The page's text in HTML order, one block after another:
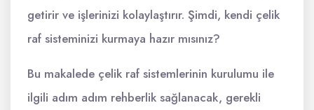
getirir ve işlerinizi kolaylaştırır. Şimdi, kendi çelik
raf sisteminizi kurmaya hazır mısınız?
Bu makalede çelik raf sistemlerinin kurulumu ile
ilgili adım adım rehberlik sağlanacak, gerekli